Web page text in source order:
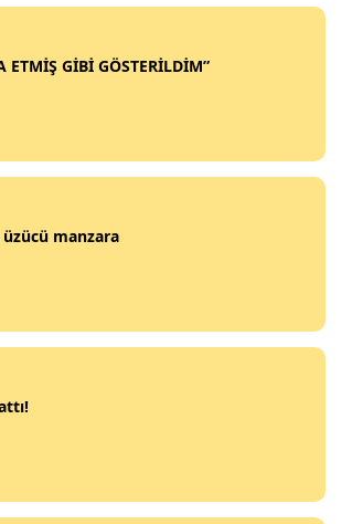
ETMİŞ GİBİ GÖSTERİLDİM”
manzara